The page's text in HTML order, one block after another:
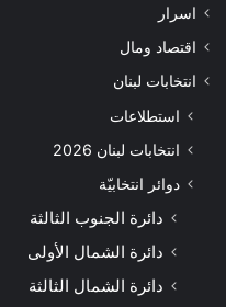
اسرار
اقتصاد ومال
انتخابات لبنان
استطلاعات
انتخابات لبنان 2026
دوائر انتخابيّة
دائرة الجنوب الثالثة
دائرة الشمال الأولى
دائرة الشمال الثالثة